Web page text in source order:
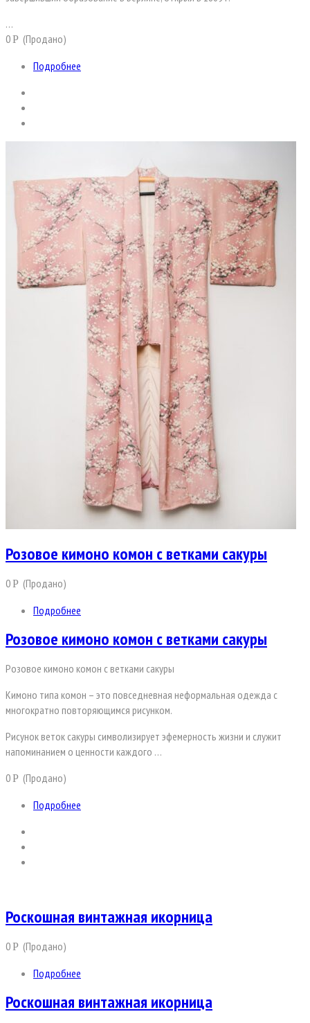
…
0Р (Продано)
Подробнее
Розовое кимоно комон с ветками сакуры
0Р (Продано)
Подробнее
Розовое кимоно комон с ветками сакуры
Розовое кимоно комон с ветками сакуры
Кимоно типа комон – это повседневная неформальная одежда с
многократно повторяющимся рисунком.
Рисунок веток сакуры символизирует эфемерность жизни и служит
напоминанием о ценности каждого …
0Р (Продано)
Подробнее
Роскошная винтажная икорница
0Р (Продано)
Подробнее
Роскошная винтажная икорница